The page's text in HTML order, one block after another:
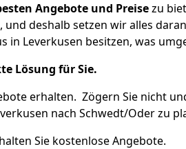
Angebote und Preisezu
deshalb setzen wir alles
in Leverkusen besitzen, was
Lösung für Sie.
erhalten. Zögern Sie nicht
nach Schwedt/Oder zu
Sie kostenlose Angebote.